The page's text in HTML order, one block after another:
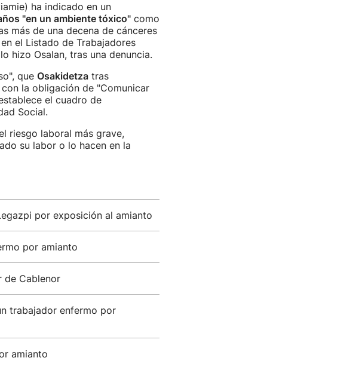
ha indicado en un
"en un ambiente tóxico"como
más de una decena de cánceres
el Listado de Trabajadores
hizo Osalan, tras una denuncia.
que Osakidetzatras
la obligación de "Comunicar
el cuadro de
Social.
riesgo laboral más grave,
su labor o lo hacen en la
por exposición al amianto
por amianto
de Cablenor
trabajador enfermo por
amianto